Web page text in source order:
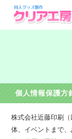
個人情報保護方
株式会社近藤印刷
体、イベントまで